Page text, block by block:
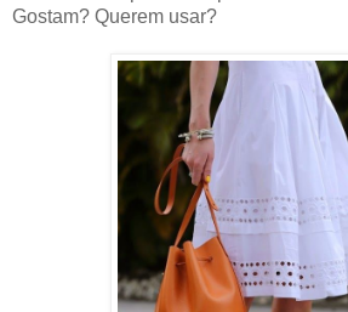
Gostam? Querem usar?